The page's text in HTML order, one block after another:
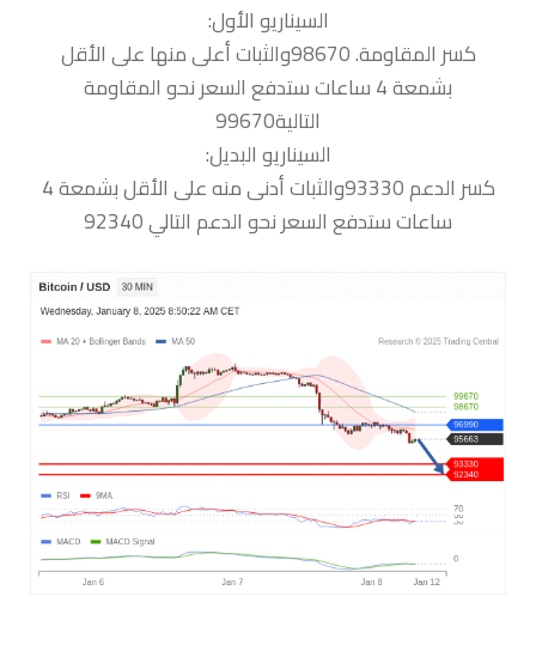
السيناريو الأول:
كسر المقاومة. 98670والثبات أعلى منها على الأقل
بشمعة 4 ساعات ستدفع السعر نحو المقاومة
التالية99670
السيناريو البديل:
كسر الدعم 93330والثبات أدنى منه على الأقل بشمعة 4
ساعات ستدفع السعر نحو الدعم التالي 92340